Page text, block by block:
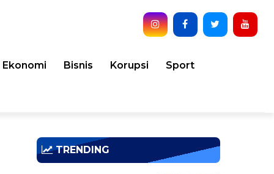
Ekonomi Bisnis Korupsi Sport
TRENDING